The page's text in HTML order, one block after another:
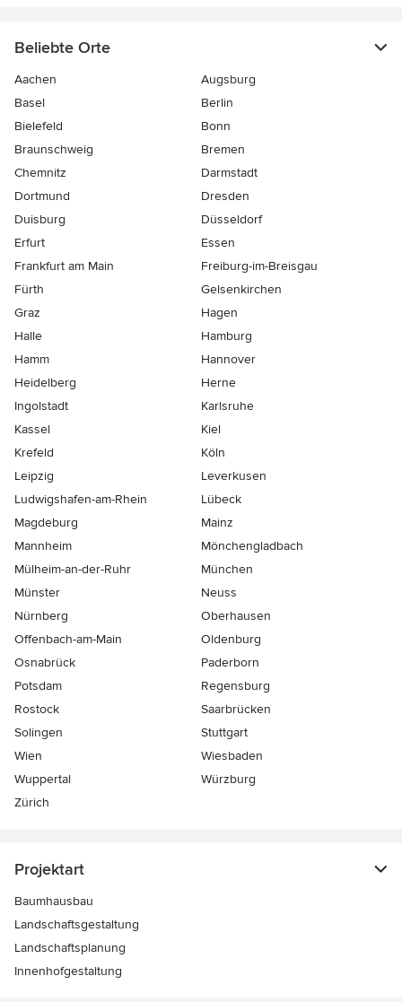
Beliebte Orte
Aachen
Augsburg
Basel
Berlin
Bielefeld
Bonn
Braunschweig
Bremen
Chemnitz
Darmstadt
Dortmund
Dresden
Duisburg
Düsseldorf
Erfurt
Essen
Frankfurt am Main
Freiburg-im-Breisgau
Fürth
Gelsenkirchen
Graz
Hagen
Halle
Hamburg
Hamm
Hannover
Heidelberg
Herne
Ingolstadt
Karlsruhe
Kassel
Kiel
Krefeld
Köln
Leipzig
Leverkusen
Ludwigshafen-am-Rhein
Lübeck
Magdeburg
Mainz
Mannheim
Mönchen­gladbach
Mülheim-an-der-Ruhr
München
Münster
Neuss
Nürnberg
Oberhausen
Offenbach-am-Main
Oldenburg
Osnabrück
Paderborn
Potsdam
Regensburg
Rostock
Saarbrücken
Solingen
Stuttgart
Wien
Wiesbaden
Wuppertal
Würzburg
Zürich
Projektart
Baumhausbau
Landschaftsgestaltung
Landschaftsplanung
Innenhofgestaltung